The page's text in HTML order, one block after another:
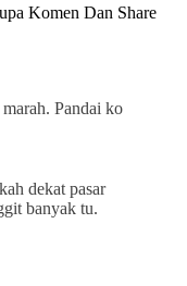
Komen Dan Share
Pandai ko
dekat pasar
banyak tu.